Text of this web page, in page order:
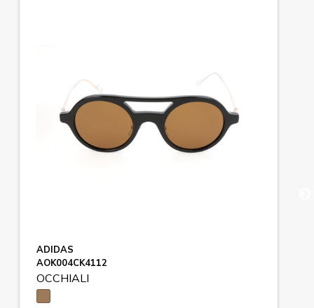
ADIDAS
AOK004CK4112
OCCHIALI